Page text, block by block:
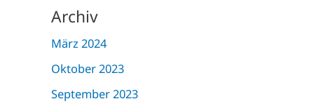
Archiv
März 2024
Oktober 2023
September 2023